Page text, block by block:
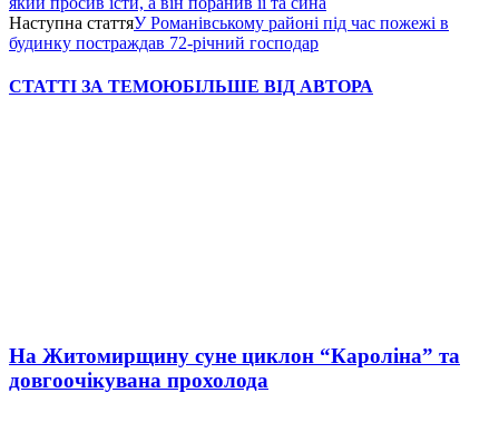
Наступна статтяУ Романівському районі під час пожежі в
будинку постраждав 72-річний господар
СТАТТІ ЗА ТЕМОЮБІЛЬШЕ ВІД АВТОРА
На Житомирщину суне циклон “Кароліна” та
довгоочікувана прохолода